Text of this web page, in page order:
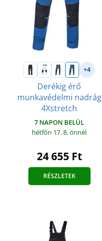
+4
Derékig érő
munkavédelmi nadrág
4Xstretch
7 NAPON BELÜL
hétfőn 17. 8.önnél
24 655 Ft
RÉSZLETEK